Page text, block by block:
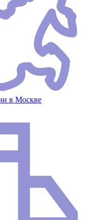
в Москве